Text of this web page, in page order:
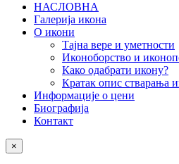
НАСЛОВНА
Галерија икона
О икони
Тајна вере и уметности
Иконоборство и
Како одабрати икону?
Кратак опис стварања
Информације о цени
Биографија
Контакт
×